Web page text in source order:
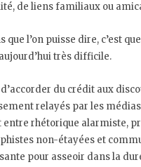
de liens familiaux ou
que l’on puisse dire, c’est
très difficile.
du crédit aux
relayés par les
entre rhétorique alarmiste,
non-étayées et
pour asseoir dans la